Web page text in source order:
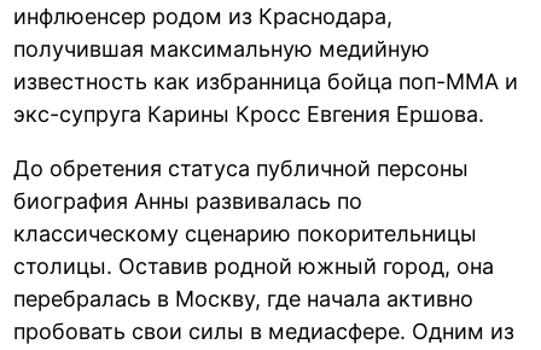
инфлюенсер родом из Краснодара,
получившая максимальную медийную
известность как избранница бойца поп-ММА и
экс-супруга Карины Кросс Евгения Ершова.
До обретения статуса публичной персоны
биография Анны развивалась по
классическому сценарию покорительницы
столицы. Оставив родной южный город, она
перебралась в Москву, где начала активно
пробовать свои силы в медиасфере. Одним из